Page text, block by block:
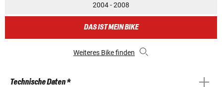
2004 - 2008
DAS IST MEIN BIKE
Weiteres Bike finden
Technische Daten *